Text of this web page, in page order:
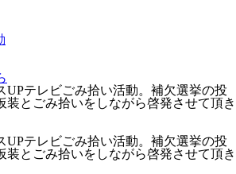
UPテレビごみ拾い活動。補欠選挙の投
装とごみ拾いをしながら啓発させて頂き
UPテレビごみ拾い活動。補欠選挙の投
装とごみ拾いをしながら啓発させて頂き